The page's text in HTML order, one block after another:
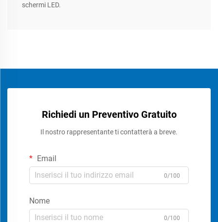
schermi LED.
Richiedi un Preventivo Gratuito
Il nostro rappresentante ti contatterà a breve.
Email
0/100
Nome
0/100